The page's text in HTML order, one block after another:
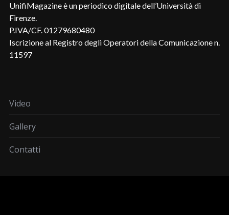
UnifiMagazine è un periodico digitale dell’Università di
Firenze.
P.IVA/CF. 01279680480
Iscrizione al Registro degli Operatori della Comunicazione n.
11597
Video
Gallery
Contatti